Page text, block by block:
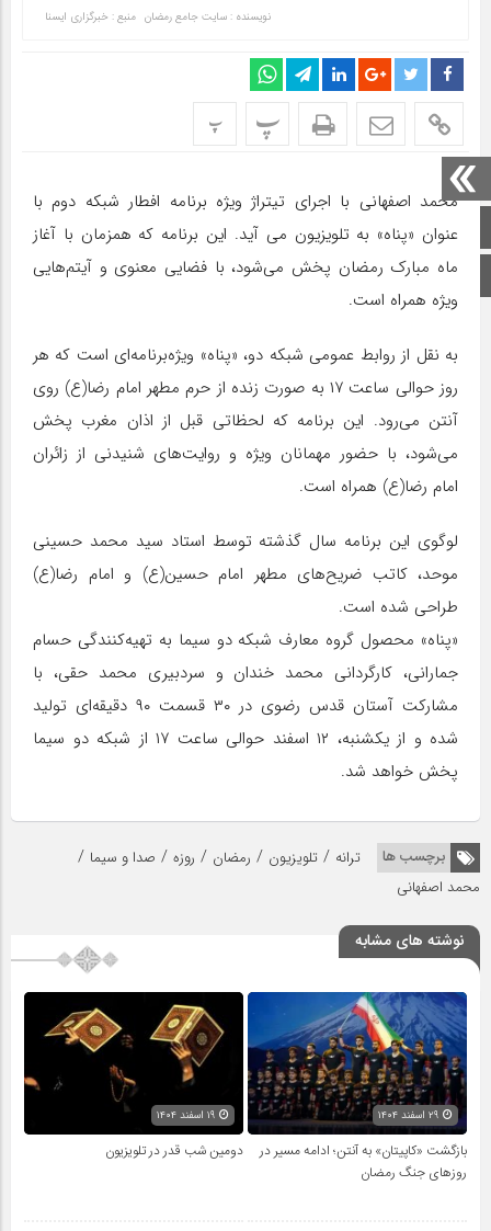
صفحه اصلی
اینستاگرام
نویسنده : سایت جامع رمضان منبع : خبرگزاری ایسنا
پ پ
محمد اصفهانی با اجرای تیتراژ ویژه برنامه افطار شبکه دوم با
عنوان «پناه» به تلویزیون می آید. این برنامه که همزمان با آغاز
ماه مبارک رمضان پخش می‌شود، با فضایی معنوی و آیتم‌هایی
ویژه همراه است.
به نقل از روابط عمومی شبکه دو، «پناه» ویژه‌برنامه‌ای است که هر
روز حوالی ساعت ۱۷ به‌ صورت زنده از حرم مطهر امام رضا(ع) روی
آنتن می‌رود. این برنامه که لحظاتی قبل از اذان مغرب پخش
می‌شود، با حضور مهمانان ویژه و روایت‌های شنیدنی از زائران
امام رضا(ع) همراه است.
لوگوی این برنامه سال گذشته توسط استاد سید محمد حسینی
موحد، کاتب ضریح‌های مطهر امام حسین(ع) و امام رضا(ع)
طراحی شده است.
«پناه» محصول گروه معارف شبکه دو سیما به تهیه‌کنندگی حسام
جمارانی، کارگردانی محمد خندان و سردبیری محمد حقی، با
مشارکت آستان قدس رضوی در ۳۰ قسمت ۹۰ دقیقه‌ای تولید
شده و از یکشنبه، ۱۲ اسفند حوالی ساعت ۱۷ از شبکه دو سیما
پخش خواهد شد.
برچسب ها ترانه / تلویزیون / رمضان / روزه / صدا و سیما /
محمد اصفهانی
نوشته های مشابه
بازگشت «کاپیتان» به آنتن؛ ادامه مسیر در
روزهای جنگ رمضان
دومین شب قدر در تلویزیون